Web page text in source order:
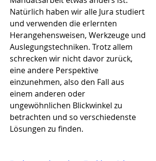
Natürlich haben wir alle Jura studiert
und verwenden die erlernten
Herangehensweisen, Werkzeuge und
Auslegungstechniken. Trotz allem
schrecken wir nicht davor zurück,
eine andere Perspektive
einzunehmen, also den Fall aus
einem anderen oder
ungewöhnlichen Blickwinkel zu
betrachten und so verschiedenste
Lösungen zu finden.